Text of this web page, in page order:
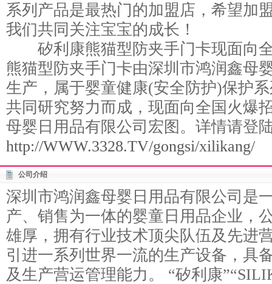
系列产品是最热门的加盟店，希望加
我们共同关注宝宝的成长！
矽利康熊猫型防夹手门卡现面向
熊猫型防夹手门卡由深圳市鸿润鑫母
生产，属于婴童健康(安全防护)保护
共同研究努力而成，现面向全国火爆
母婴日用品有限公司宏图。详情请登
http://WWW.3328.TV/gongsi/xilikang/
公司介绍
深圳市鸿润鑫母婴日用品有限公司是
产、销售为一体的婴童日用品企业，
雄厚，拥有行业技术顶尖队伍及先进
引进一系列世界一流的生产设备，具
及生产营运管理能力。 “矽利康